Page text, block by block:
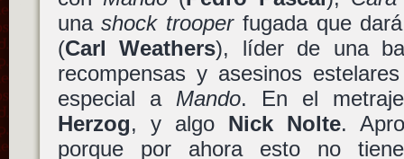
unashock trooperfugada que
(Carl Weathers), líder de una
recompensas y asesinos
especial a Mando. En el
Herzog, y algo Nick Nolte.
porque por ahora esto no